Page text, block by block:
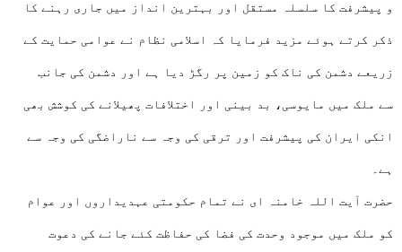
و پیشرفت کا سلسلہ مستقل اور بہترین انداز میں جاری رہنے کا
ذکر کرتے ہوئے مزید فرمایا کہ اسلامی نظام نے عوامی حمایت کے
زریعے دشمن کی ناک کو زمین پر رگڑ دیا ہے اور دشمن کی جانب
سے ملک میں مایوسی، بد بینی اور اختلافات پھیلانے کی کوشش بھی
انکی ایران کی پیشرفت اور ترقی کی وجہ سے ناراضگی کی وجہ سے
ہے۔
حضرت آیت اللہ خامنہ ای نے تمام حکومتی عہدیداروں اور عوام
کو ملک میں موجود وحدت کی فضا کی حفاظت کئے جانے کی دعوت